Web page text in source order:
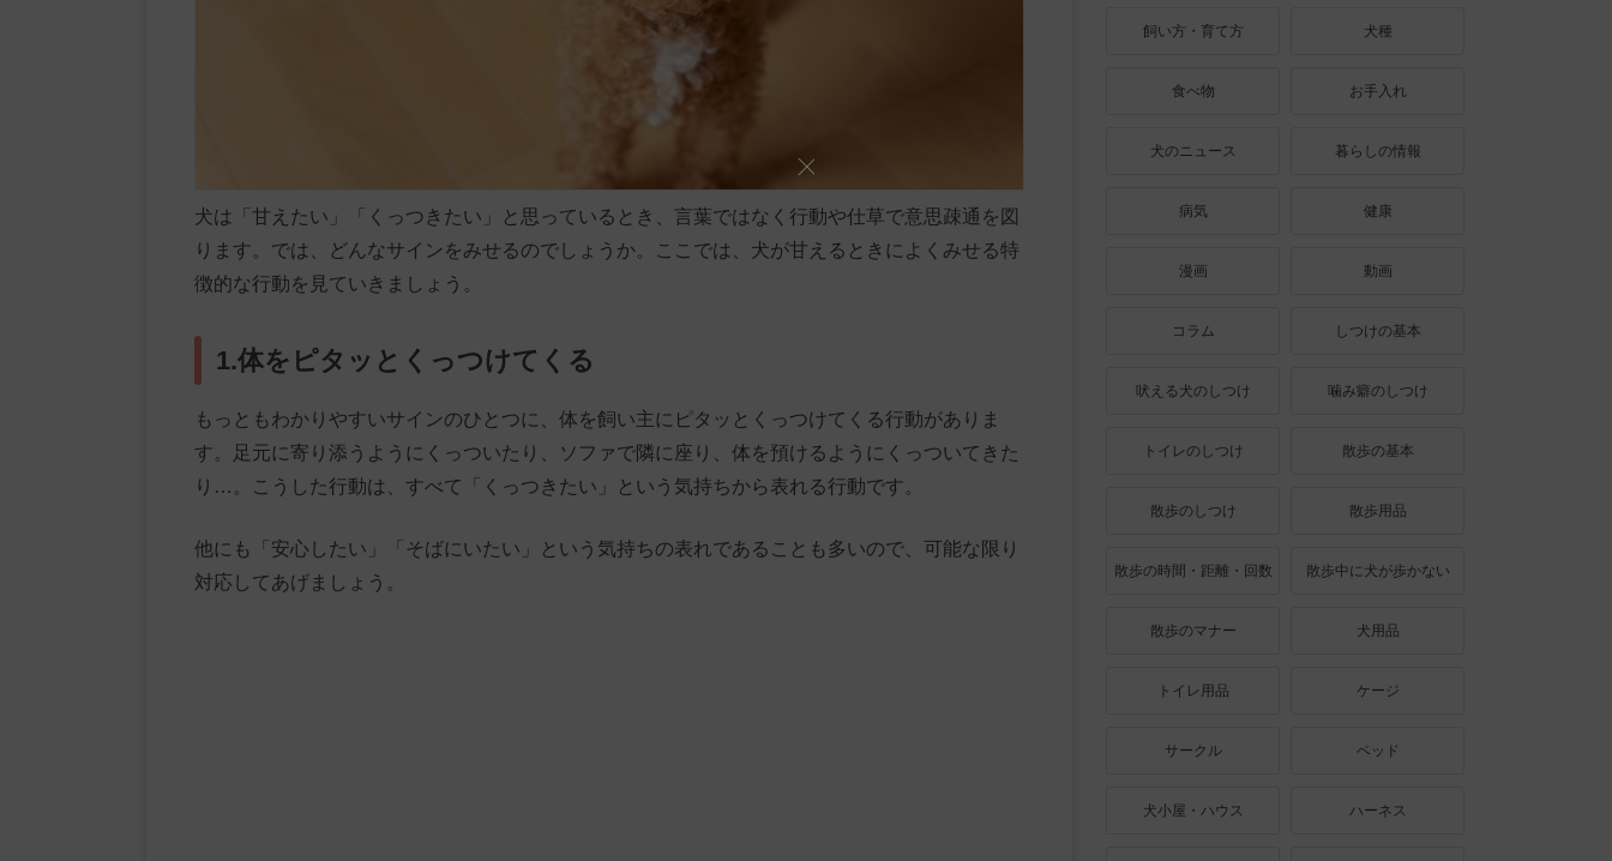
犬は「甘えたい」「くっつきたい」と思っているとき、言葉ではなく行動や仕草で意思疎通を図
ります。では、どんなサインをみせるのでしょうか。ここでは、犬が甘えるときによくみせる特
徴的な行動を見ていきましょう。
1.体をピタッとくっつけてくる
もっともわかりやすいサインのひとつに、体を飼い主にピタッとくっつけてくる行動がありま
す。足元に寄り添うようにくっついたり、ソファで隣に座り、体を預けるようにくっついてきた
り…。こうした行動は、すべて「くっつきたい」という気持ちから表れる行動です。
他にも「安心したい」「そばにいたい」という気持ちの表れであることも多いので、可能な限り
対応してあげましょう。
飼い方・育て方 犬種
食べ物 お手入れ
犬のニュース 暮らしの情報
病気 健康
漫画 動画
コラム しつけの基本
吠える犬のしつけ 噛み癖のしつけ
トイレのしつけ 散歩の基本
散歩のしつけ 散歩用品
散歩の時間・距離・回数 散歩中に犬が歩かない
散歩のマナー 犬用品
トイレ用品 ケージ
サークル ベッド
犬小屋・ハウス ハーネス